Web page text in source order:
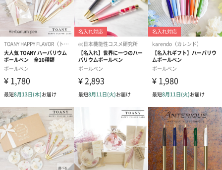
商品詳細情報
サイズ
幅139mm×高さ11mm
重量
クリップ／トリム：クローム仕上げ
製造国
中国
パッケージに
ついて
外装：直方体紙箱
同梱物：保証規定・取扱説明書の案内URL記載のカー
ド
サイズ：幅175mm×奥行50mm×高さ30mm
総重量：84g